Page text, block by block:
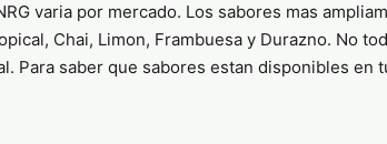
varia por mercado. Los sabores mas
Chai, Limon, Frambuesa y Durazno. No
Para saber que sabores estan disponibles en